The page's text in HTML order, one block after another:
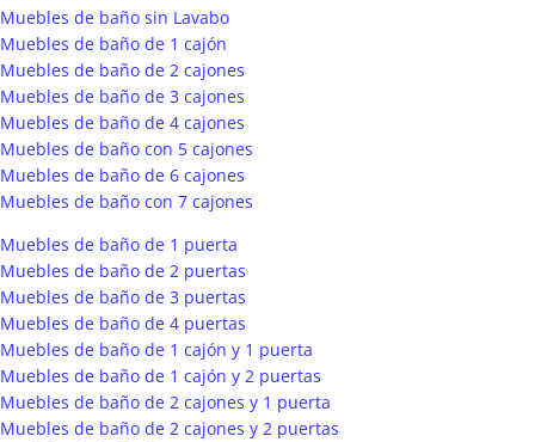
Muebles de baño sin Lavabo
Muebles de baño de 1 cajón
Muebles de baño de 2 cajones
Muebles de baño de 3 cajones
Muebles de baño de 4 cajones
Muebles de baño con 5 cajones
Muebles de baño de 6 cajones
Muebles de baño con 7 cajones
Muebles de baño de 1 puerta
Muebles de baño de 2 puertas
Muebles de baño de 3 puertas
Muebles de baño de 4 puertas
Muebles de baño de 1 cajón y 1 puerta
Muebles de baño de 1 cajón y 2 puertas
Muebles de baño de 2 cajones y 1 puerta
Muebles de baño de 2 cajones y 2 puertas